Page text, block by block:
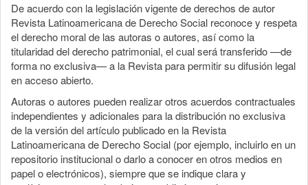
De acuerdo con la legislación vigente de derechos de autor
Revista Latinoamericana de Derecho Social reconoce y respeta
el derecho moral de las autoras o autores, así como la
titularidad del derecho patrimonial, el cual será transferido —de
forma no exclusiva— a la Revista para permitir su difusión legal
en acceso abierto.
Autoras o autores pueden realizar otros acuerdos contractuales
independientes y adicionales para la distribución no exclusiva
de la versión del artículo publicado en la Revista
Latinoamericana de Derecho Social (por ejemplo, incluirlo en un
repositorio institucional o darlo a conocer en otros medios en
papel o electrónicos), siempre que se indique clara y